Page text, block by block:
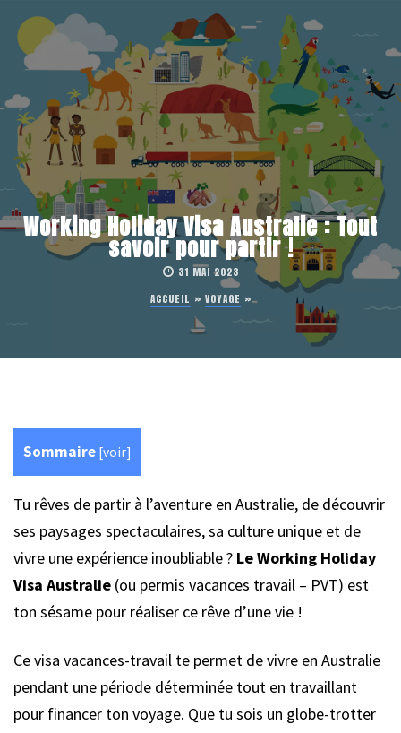
Working Holiday Visa Australie : Tout
savoir pour partir !
31 MAI 2023
ACCUEIL » VOYAGE »
Sommaire [voir]
Tu rêves de partir à l’aventure en Australie, de découvrir
ses paysages spectaculaires, sa culture unique et de
vivre une expérience inoubliable ? Le Working Holiday
Visa Australie (ou permis vacances travail – PVT) est
ton sésame pour réaliser ce rêve d’une vie !
Ce visa vacances-travail te permet de vivre en Australie
pendant une période déterminée tout en travaillant
pour financer ton voyage. Que tu sois un globe-trotter